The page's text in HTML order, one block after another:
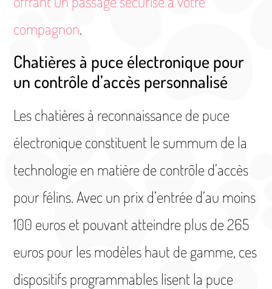
compagnon.
Chatières à puce électronique pour
un contrôle d’accès personnalisé
Les chatières à reconnaissance de puce
électronique constituent le summum de la
technologie en matière de contrôle d’accès
pour félins. Avec un prix d’entrée d’au moins
100 euros et pouvant atteindre plus de 265
euros pour les modèles haut de gamme, ces
dispositifs programmables lisent la puce